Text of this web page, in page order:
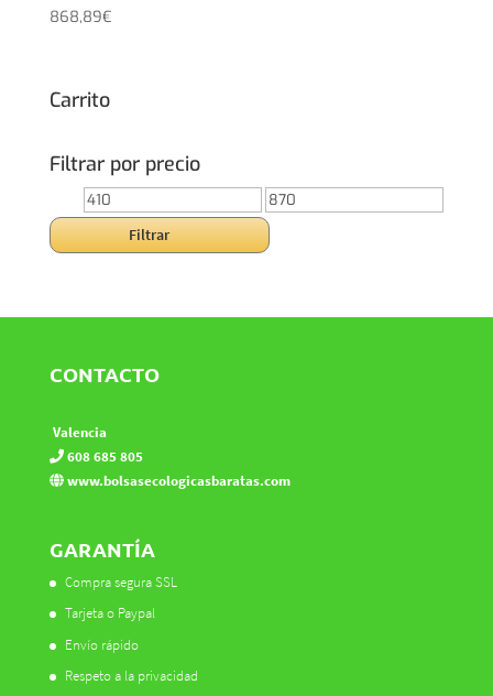
868,89€
Carrito
Filtrar por precio
Precio
mínimo
Precio
máximo
Filtrar
CONTACTO
Valencia
608 685 805
www.bolsasecologicasbaratas.com
GARANTÍA
Compra segura SSL
Tarjeta o Paypal
Envío rápido
Respeto a la privacidad